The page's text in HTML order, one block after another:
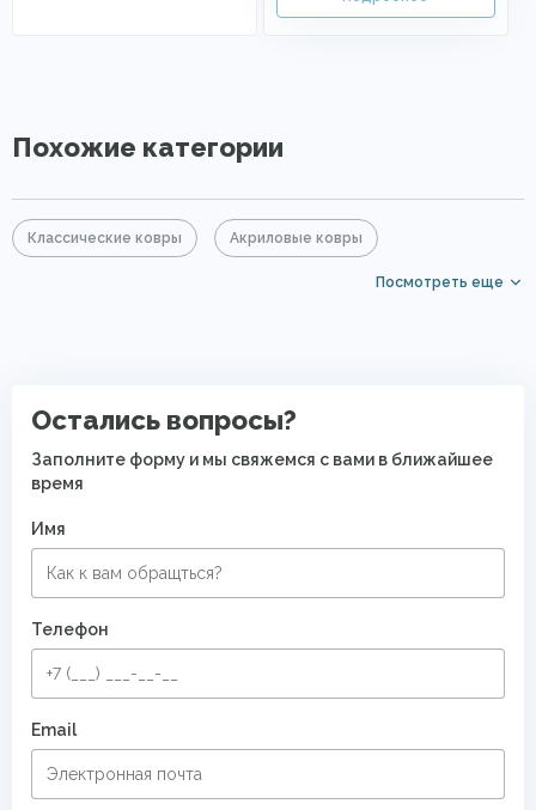
Похожие категории
Классические ковры Акриловые ковры
Посмотреть еще
Остались вопросы?
Заполните форму и мы свяжемся с вами в ближайшее
время
Имя
Телефон
Email